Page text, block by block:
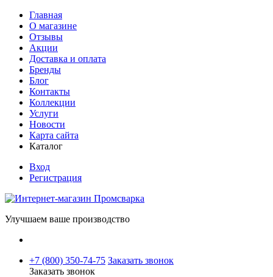
Главная
О магазине
Отзывы
Акции
Доставка и оплата
Бренды
Блог
Контакты
Коллекции
Услуги
Новости
Карта сайта
Каталог
Вход
Регистрация
Улучшаем ваше производство
+7 (800) 350-74-75 Заказать звонок
Заказать звонок